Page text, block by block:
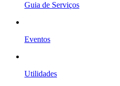
Guia de Serviços
Eventos
Utilidades